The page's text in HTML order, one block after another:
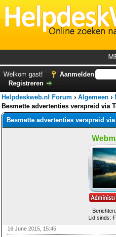
Welkom gast!
Aanmelden
Registreren
Helpdeskweb.nl Forum › Algemeen ›
Besmette advertenties verspreid via
Besmette advertenties verspreid via
Lid sinds:
16 June 2015, 15:45